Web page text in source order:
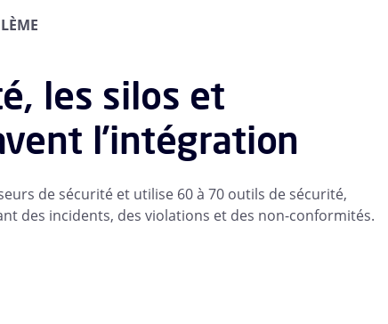
les silos et
l'intégration
de sécurité et utilise 60 à 70 outils de sécurité,
des incidents, des violations et des non-conformités.